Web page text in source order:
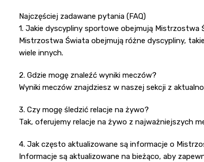
Najczęściej zadawane pytania (FAQ)
1. Jakie dyscypliny sportowe obejmują Mistrzostwa
Mistrzostwa Świata obejmują różne dyscypliny,
wiele innych.
2. Gdzie mogę znaleźć wyniki meczów?
Wyniki meczów znajdziesz w naszej sekcji z
3. Czy mogę śledzić relacje na żywo?
Tak, oferujemy relacje na żywo z najważniejszych
4. Jak często aktualizowane są informacje o
Informacje są aktualizowane na bieżąco, aby